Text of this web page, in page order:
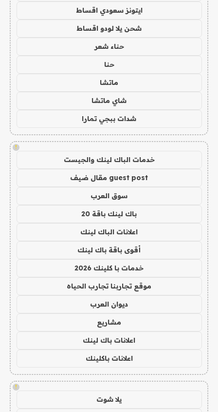
ايتونز سعودي اقساط
شحن يلا لودو اقساط
حناء شعر
حنا
ماتشا
شاي ماتشا
شدات ببجي تمارا
!
خدمات الباك لينك والجيست
guest post مقال ضيف
سوق العرب
باك لينك باقة 20
اعلانات الباك لينك
أقوى باقة باك لينك
خدمات با كلينك 2026
موقع تجاربنا تجارب الحياه
ديوان العرب
مشاريع
اعلانات باك لينك
اعلانات باكلينك
!
يلا شوت